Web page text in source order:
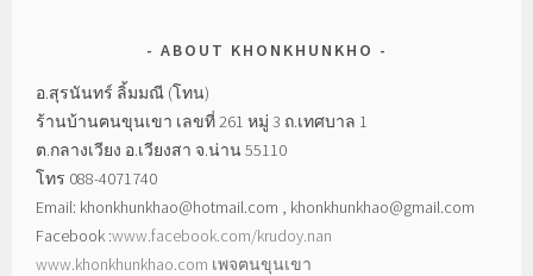
ABOUT KHONKHUNKHO
อ.สุรนันทร์ ลิ้มมณี (โทน)
ร้านบ้านฅนขุนเขา เลขที่ 261 หมู่ 3 ถ.เทศบาล 1
ต.กลางเวียง อ.เวียงสา จ.น่าน 55110
โทร 088-4071740
Email: khonkhunkhao@hotmail.com , khonkhunkhao@gmail.com
Facebook :www.facebook.com/krudoy.nan
www.khonkhunkhao.com เพจฅนขุนเขา